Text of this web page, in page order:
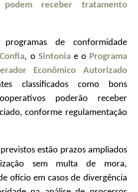
podem receber tratamento
de conformidade
Confia, o Sintoniae o Programa
Econômico Autorizado
classificados como bons
poderão receber
conforme regulamentação
estão prazos ampliados
sem multa de mora,
ofício em casos de divergência